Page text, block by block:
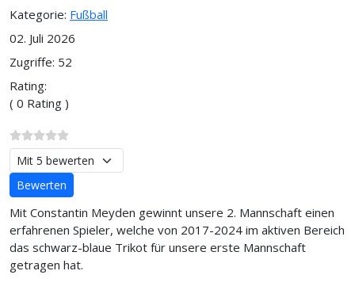
Kategorie: Fußball
02. Juli 2026
Zugriffe: 52
Rating:
( 0 Rating )
Bitte bewerten
Mit Constantin Meyden gewinnt unsere 2. Mannschaft einen
erfahrenen Spieler, welche von 2017-2024 im aktiven Bereich
das schwarz-blaue Trikot für unsere erste Mannschaft
getragen hat.